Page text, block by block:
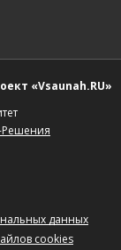
«Vsaunah.RU»
данных
cookies